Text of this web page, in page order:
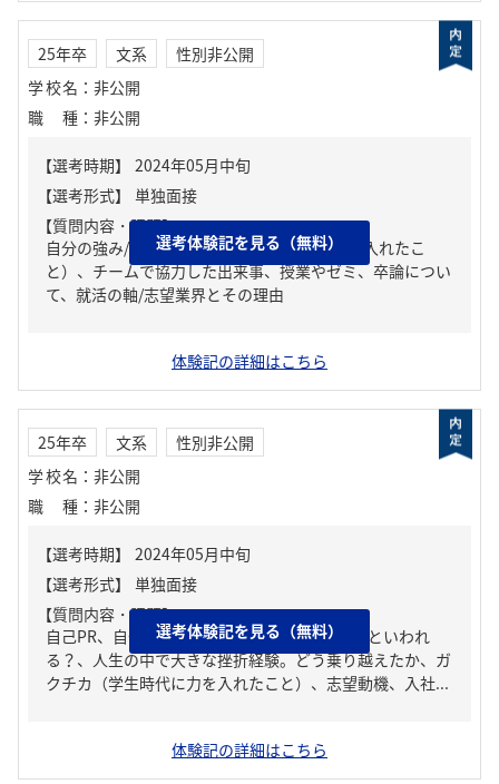
25年卒 文系
性別非公開
学校名 ： 非公開
職種 ： 非公開
【質問内容・課題】
自分の強み/弱み、ガクチカ（学生時代に力を入れたこ
と）、チームで協力した出来事、授業やゼミ、卒論につい
て、就活の軸/志望業界とその理由
選考体験記を見る（無料）
体験記の詳細はこちら
25年卒 文系
性別非公開
学校名 ： 非公開
職種 ： 非公開
【質問内容・課題】
自己PR、自分の強み/弱み、周りからどんな人といわれ
る？、人生の中で大きな挫折経験。どう乗り越えたか、ガ
クチカ（学生時代に力を入れたこと）、志望動機、入社...
選考体験記を見る（無料）
体験記の詳細はこちら